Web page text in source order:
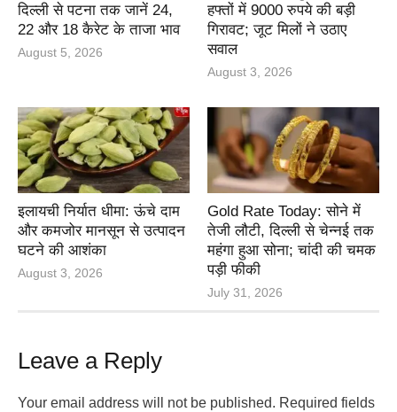
दिल्ली से पटना तक जानें 24,
22 और 18 कैरेट के ताजा भाव
August 5, 2026
हफ्तों में 9000 रुपये की बड़ी
गिरावट; जूट मिलों ने उठाए
सवाल
August 3, 2026
इलायची निर्यात धीमा: ऊंचे दाम
और कमजोर मानसून से उत्पादन
घटने की आशंका
August 3, 2026
Gold Rate Today: सोने में
तेजी लौटी, दिल्ली से चेन्नई तक
महंगा हुआ सोना; चांदी की चमक
पड़ी फीकी
July 31, 2026
Leave a Reply
Your email address will not be published. Required fields